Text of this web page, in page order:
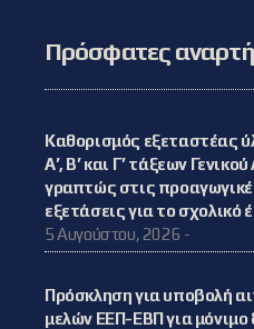
Πρόσφατες
Καθορισμός εξεταστέας
Α’, Β’ και Γ’ τάξεων
γραπτώς στις
εξετάσεις για το σχολικό
5 Αυγούστου, 2026 -
Πρόσκληση για υποβολή
μελών ΕΕΠ-ΕΒΠ για μόνιμο